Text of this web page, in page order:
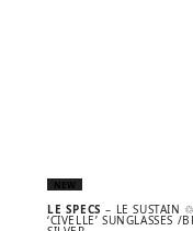
NEW
LE SPECS– LE SUSTAIN
‘CIVELLE’ SUNGLASSES /